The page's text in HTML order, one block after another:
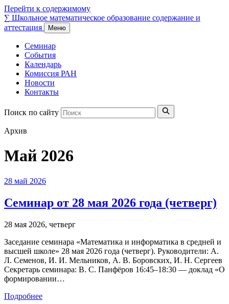
Перейти к содержимому
∑ Школьное математическое образование содержание и
аттестация
Меню
Семинар
События
Календарь
Комиссия РАН
Новости
Контакты
Поиск по сайту
Архив
Май 2026
28 май 2026
Семинар от 28 мая 2026 года (четверг)
28 мая 2026, четверг
Заседание семинара «Математика и информатика в средней и
высшей школе» 28 мая 2026 года (четверг). Руководители: А.
Л. Семенов, И. И. Мельников, А. В. Боровских, И. Н. Сергеев
Секретарь семинара: В. С. Панфёров 16:45–18:30 — доклад «О
формировании…
Подробнее